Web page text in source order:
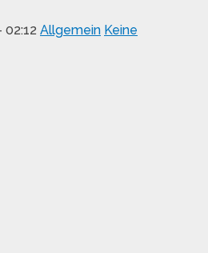
02:12 Allgemein Keine